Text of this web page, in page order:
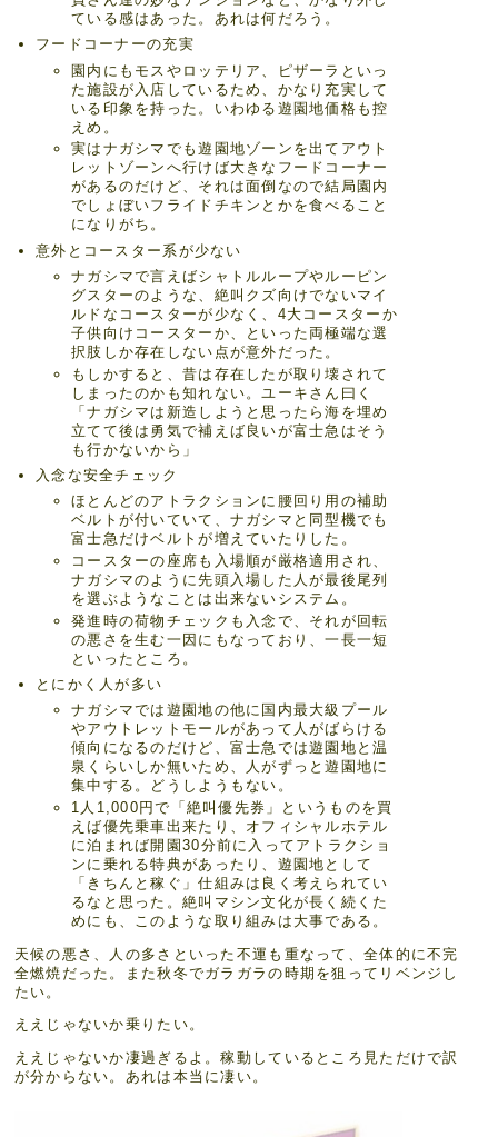
ている感はあった。あれは何だろう。
フードコーナーの充実
園内にもモスやロッテリア、ピザーラといっ
た施設が入店しているため、かなり充実して
いる印象を持った。いわゆる遊園地価格も控
えめ。
実はナガシマでも遊園地ゾーンを出てアウト
レットゾーンへ行けば大きなフードコーナー
があるのだけど、それは面倒なので結局園内
でしょぼいフライドチキンとかを食べること
になりがち。
意外とコースター系が少ない
ナガシマで言えばシャトルループやルーピン
グスターのような、絶叫クズ向けでないマイ
ルドなコースターが少なく、4大コースターか
子供向けコースターか、といった両極端な選
択肢しか存在しない点が意外だった。
もしかすると、昔は存在したが取り壊されて
しまったのかも知れない。ユーキさん曰く
「ナガシマは新造しようと思ったら海を埋め
立てて後は勇気で補えば良いが富士急はそう
も行かないから」
入念な安全チェック
ほとんどのアトラクションに腰回り用の補助
ベルトが付いていて、ナガシマと同型機でも
富士急だけベルトが増えていたりした。
コースターの座席も入場順が厳格適用され、
ナガシマのように先頭入場した人が最後尾列
を選ぶようなことは出来ないシステム。
発進時の荷物チェックも入念で、それが回転
の悪さを生む一因にもなっており、一長一短
といったところ。
とにかく人が多い
ナガシマでは遊園地の他に国内最大級プール
やアウトレットモールがあって人がばらける
傾向になるのだけど、富士急では遊園地と温
泉くらいしか無いため、人がずっと遊園地に
集中する。どうしようもない。
1人1,000円で「絶叫優先券」というものを買
えば優先乗車出来たり、オフィシャルホテル
に泊まれば開園30分前に入ってアトラクショ
ンに乗れる特典があったり、遊園地として
「きちんと稼ぐ」仕組みは良く考えられてい
るなと思った。絶叫マシン文化が長く続くた
めにも、このような取り組みは大事である。
天候の悪さ、人の多さといった不運も重なって、全体的に不完
全燃焼だった。また秋冬でガラガラの時期を狙ってリベンジし
たい。
ええじゃないか乗りたい。
ええじゃないか凄過ぎるよ。稼動しているところ見ただけで訳
が分からない。あれは本当に凄い。